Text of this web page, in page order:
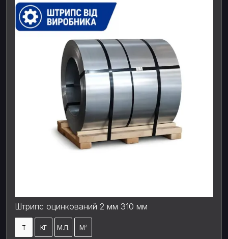
Штрипс оцинкований 2 мм 310 мм
Т КГ М.П. М²